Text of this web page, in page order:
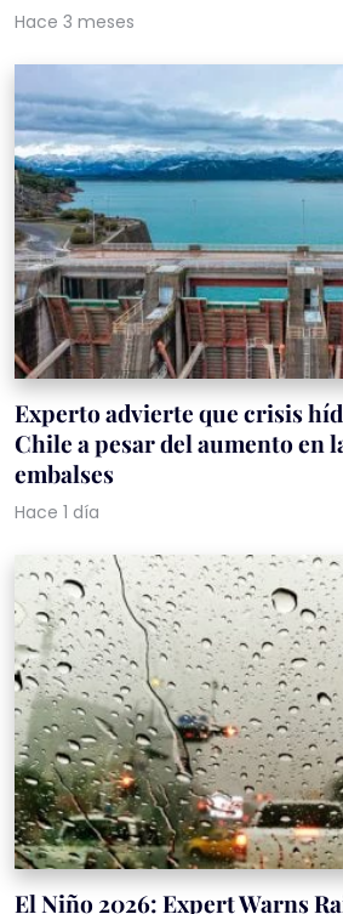
Hace 3 meses
Experto advierte que crisis
Chile a pesar del aumento en
embalses
Hace 1 día
El Niño 2026: Expert Warns